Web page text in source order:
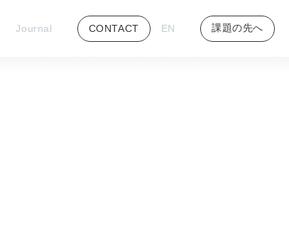
Journal CONTACT EN 課題の先へ